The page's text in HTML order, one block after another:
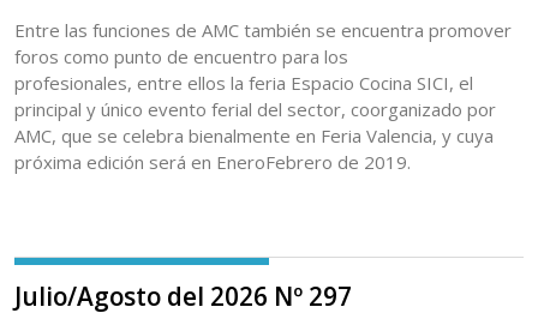
Entre las funciones de AMC también se encuentra promover
foros como punto de encuentro para los
profesionales, entre ellos la feria Espacio Cocina SICI, el
principal y único evento ferial del sector, coorganizado por
AMC, que se celebra bienalmente en Feria Valencia, y cuya
próxima edición será en EneroFebrero de 2019.
Julio/Agosto del 2026 Nº 297